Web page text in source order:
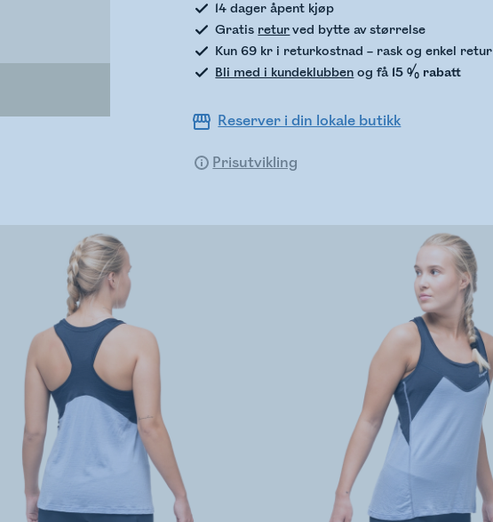
14 dager åpent kjøp
Gratis returved bytte av størrelse
Kun 69 kr i returkostnad – rask og enkel retur
Bli med i kundeklubben og få 15 % rabatt
Reserver i din lokale butikk
Prisutvikling